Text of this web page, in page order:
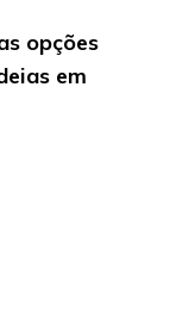
opções
em